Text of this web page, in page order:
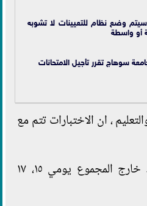
وضع نظام للتعيينات لا تشوبه
أو واسطة
سوهاج تقرر تأجيل الامتحانات
، ان الاختبارات تتم مع
١.تُجرى الامتحانات للمواد خارج المجموع يومي ١٥، ١٧